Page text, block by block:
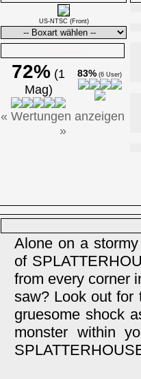
US-NTSC (Front)
72% (1
Mag)
83% (6 User)
« Wertungen anzeigen
»
Alone on a
of
from every corner
saw? Look out for
gruesome shock
monster within